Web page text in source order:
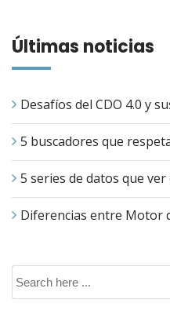
Últimas noticias
Desafíos del CDO 4.0 y
5 buscadores que
5 series de datos que
Diferencias entre Motor